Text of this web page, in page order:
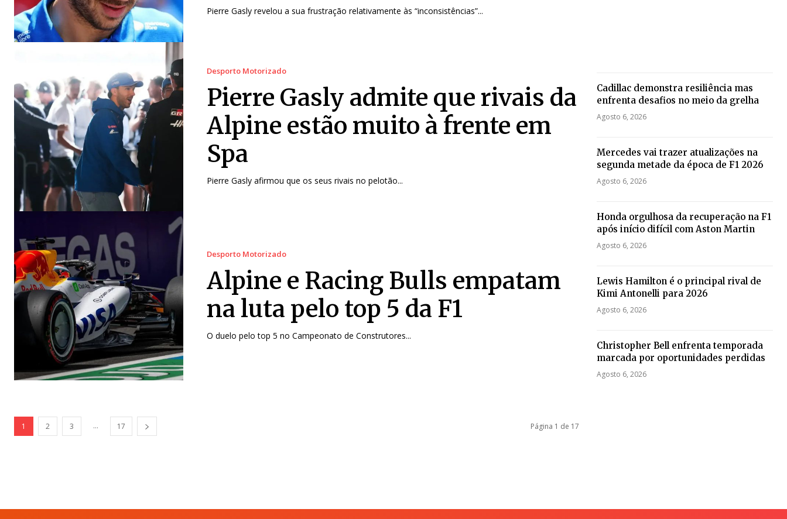
Pierre Gasly revelou a sua frustração relativamente às “inconsistências”...
Desporto Motorizado
Pierre Gasly admite que rivais da
Alpine estão muito à frente em
Spa
Pierre Gasly afirmou que os seus rivais no pelotão...
Desporto Motorizado
Alpine e Racing Bulls empatam
na luta pelo top 5 da F1
O duelo pelo top 5 no Campeonato de Construtores...
1 2 3 ... 17 Página 1 de 17
Cadillac demonstra resiliência mas
enfrenta desafios no meio da grelha
Agosto 6, 2026
Mercedes vai trazer atualizações na
segunda metade da época de F1 2026
Agosto 6, 2026
Honda orgulhosa da recuperação na F1
após início difícil com Aston Martin
Agosto 6, 2026
Lewis Hamilton é o principal rival de
Kimi Antonelli para 2026
Agosto 6, 2026
Christopher Bell enfrenta temporada
marcada por oportunidades perdidas
Agosto 6, 2026